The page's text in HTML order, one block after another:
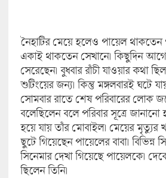
নৈহাটির মেয়ে হলেও পায়েল থাকতেন
একাই থাকতেন সেখানে। কিছুদিন
সেরেছেন। বুধবার রাঁচী যাওয়ার কথা
শুটিংয়ের জন্য। কিন্তু মঙ্গলবারই ঘটে
সোমবার রাতে শেষ পরিবারের লোক
বলেছিলেন বলে পরিবার সূত্রে জানানো
হয়ে যায় তাঁর মোবাইল। মেয়ের মৃত্যুর
ছুটে গিয়েছেন পায়েলের বাবা। বিভিন্ন
সিনেমার দেখা গিয়েছে পায়েলকে।
ছিলেন তিনি।